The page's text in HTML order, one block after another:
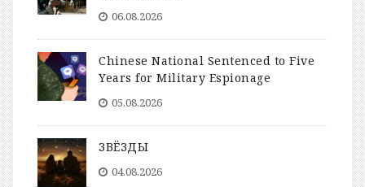
06.08.2026
Chinese National Sentenced to Five
Years for Military Espionage
05.08.2026
ЗВЁЗДЫ
04.08.2026